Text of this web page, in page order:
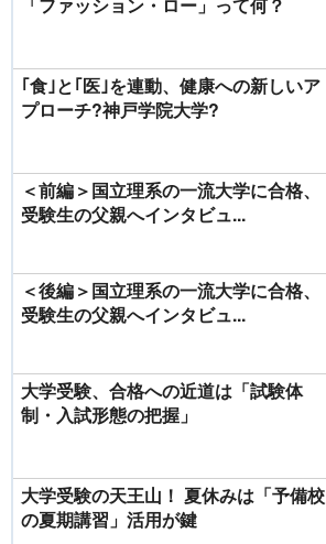
｢食｣と｢医｣を連動、健康への新しいア
プローチ?神戸学院大学?
＜前編＞国立理系の一流大学に合格、
受験生の父親へインタビュ...
＜後編＞国立理系の一流大学に合格、
受験生の父親へインタビュ...
大学受験、合格への近道は「試験体
制・入試形態の把握」
大学受験の天王山！ 夏休みは「予備校
の夏期講習」活用が鍵